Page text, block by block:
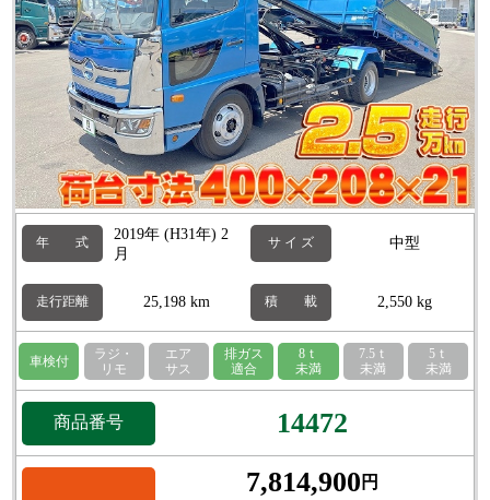
年 式
2019年 (H31年) 2
月
サ イ ズ 中型
走行距離 25,198 km 積 載 2,550 kg
車検付
ラジ・
リモ
エア
サス
排ガス
適合
8ｔ
未満
7.5ｔ
未満
5ｔ
未満
商品番号 14472
7,814,900 円